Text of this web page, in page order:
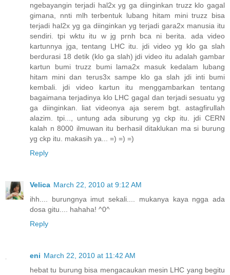
ngebayangin terjadi hal2x yg ga diinginkan truzz klo gagal
gimana, nnti mlh terbentuk lubang hitam mini truzz bisa
terjadi hal2x yg ga diinginkan yg terjadi gara2x manusia itu
sendiri. tpi wktu itu w jg prnh bca ni berita. ada video
kartunnya jga, tentang LHC itu. jdi video yg klo ga slah
berdurasi 18 detik (klo ga slah) jdi video itu adalah gambar
kartun bumi truzz bumi lama2x masuk kedalam lubang
hitam mini dan terus3x sampe klo ga slah jdi inti bumi
kembali. jdi video kartun itu menggambarkan tentang
bagaimana terjadinya klo LHC gagal dan terjadi sesuatu yg
ga diinginkan. liat videonya aja serem bgt. astagfirullah
alazim. tpi..., untung ada siburung yg ckp itu. jdi CERN
kalah n 8000 ilmuwan itu berhasil ditaklukan ma si burung
yg ckp itu. makasih ya... =) =) =)
Reply
Velica March 22, 2010 at 9:12 AM
ihh.... burungnya imut sekali.... mukanya kaya ngga ada
dosa gitu.... hahaha! ^0^
Reply
eni March 22, 2010 at 11:42 AM
hebat tu burung bisa mengacaukan mesin LHC yang begitu